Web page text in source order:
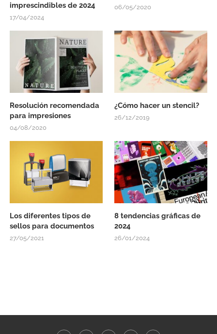
imprescindibles de 2024
17/04/2024
06/05/2020
Resolución recomendada
para impresiones
04/08/2020
¿Cómo hacer un stencil?
26/12/2019
Los diferentes tipos de
sellos para documentos
27/05/2021
8 tendencias gráficas de
2024
26/01/2024